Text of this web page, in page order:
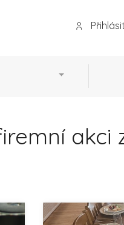
Přihlásit
akci